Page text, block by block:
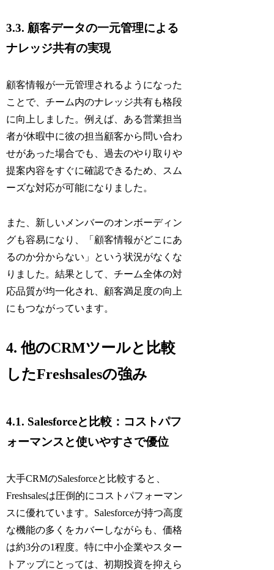
3.3. 顧客データの一元管理による
ナレッジ共有の実現
顧客情報が一元管理されるようになった
ことで、チーム内のナレッジ共有も格段
に向上しました。例えば、ある営業担当
者が休暇中に彼の担当顧客から問い合わ
せがあった場合でも、過去のやり取りや
提案内容をすぐに確認できるため、スム
ーズな対応が可能になりました。
また、新しいメンバーのオンボーディン
グも容易になり、「顧客情報がどこにあ
るのか分からない」という状況がなくな
りました。結果として、チーム全体の対
応品質が均一化され、顧客満足度の向上
にもつながっています。
4. 他のCRMツールと比較
したFreshsalesの強み
4.1. Salesforceと比較：コストパフ
ォーマンスと使いやすさで優位
大手CRMのSalesforceと比較すると、
Freshsalesは圧倒的にコストパフォーマン
スに優れています。Salesforceが持つ高度
な機能の多くをカバーしながらも、価格
は約3分の1程度。特に中小企業やスター
トアップにとっては、初期投資を抑えら